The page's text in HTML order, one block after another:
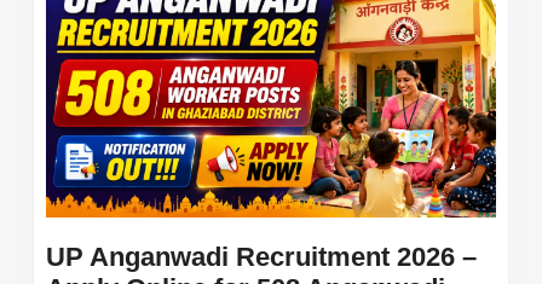
UP Anganwadi Recruitment 2026 –